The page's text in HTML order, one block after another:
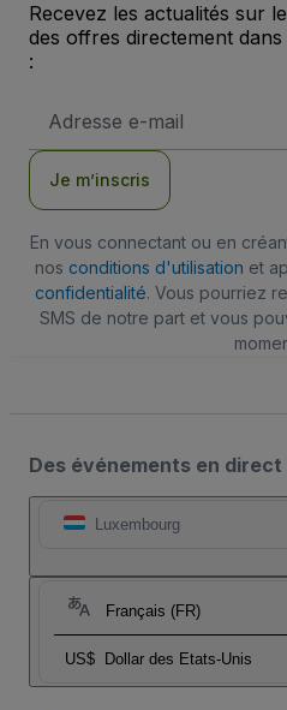
Recevez les actualités sur
des offres directement
:
e-
Je m’inscris
En vous connectant ou en
nos conditions d'utilisation et
confidentialité. Vous pourriez
SMS de notre part et vous
Des événements en
Luxembourg
Français (FR)
US$ Dollar des Etats-Unis